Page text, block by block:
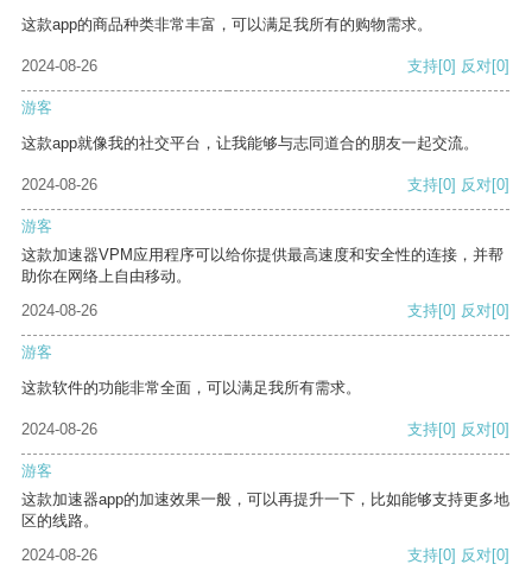
这款app的商品种类非常丰富，可以满足我所有的购物需求。
2024-08-26 支持[0] 反对[0]
游客
这款app就像我的社交平台，让我能够与志同道合的朋友一起交流。
2024-08-26 支持[0] 反对[0]
游客
这款加速器VPM应用程序可以给你提供最高速度和安全性的连接，并帮
助你在网络上自由移动。
2024-08-26
支持[0] 反对[0]
游客
这款软件的功能非常全面，可以满足我所有需求。
2024-08-26 支持[0] 反对[0]
游客
这款加速器app的加速效果一般，可以再提升一下，比如能够支持更多地
区的线路。
2024-08-26
支持[0] 反对[0]